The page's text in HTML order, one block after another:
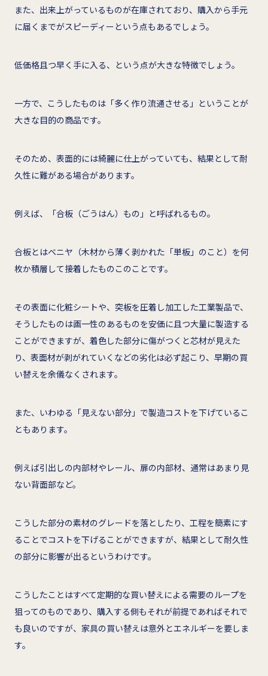
また、出来上がっているものが在庫されており、購入から手元
に届くまでがスピーディーという点もあるでしょう。
低価格且つ早く手に入る、という点が大きな特徴でしょう。
一方で、こうしたものは「多く作り流通させる」ということが
大きな目的の商品です。
そのため、表面的には綺麗に仕上がっていても、結果として耐
久性に難がある場合があります。
例えば、「合板（ごうはん）もの」と呼ばれるもの。
合板とはベニヤ（木材から薄く剥かれた「単板」のこと）を何
枚か積層して接着したものこのことです。
その表面に化粧シートや、突板を圧着し加工した工業製品で、
そうしたものは画一性のあるものを安価に且つ大量に製造する
ことができますが、着色した部分に傷がつくと芯材が見えた
り、表面材が剥がれていくなどの劣化は必ず起こり、早期の買
い替えを余儀なくされます。
また、いわゆる「見えない部分」で製造コストを下げているこ
ともあります。
例えば引出しの内部材やレール、扉の内部材、通常はあまり見
ない背面部など。
こうした部分の素材のグレードを落としたり、工程を簡素にす
ることでコストを下げることができますが、結果として耐久性
の部分に影響が出るというわけです。
こうしたことはすべて定期的な買い替えによる需要のループを
狙ってのものであり、購入する側もそれが前提であればそれで
も良いのですが、家具の買い替えは意外とエネルギーを要しま
す。